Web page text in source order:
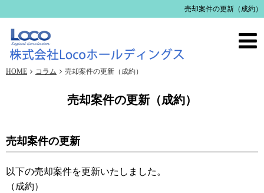
売却案件の更新（成約）
HOME コラム 売却案件の更新（成約）
売却案件の更新（成約）
売却案件の更新
以下の売却案件を更新いたしました。
（成約）